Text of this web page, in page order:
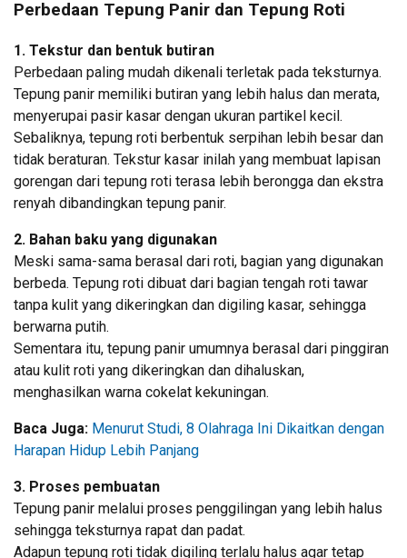
Perbedaan Tepung Panir dan Tepung Roti
1. Tekstur dan bentuk butiran
Perbedaan paling mudah dikenali terletak pada teksturnya.
Tepung panir memiliki butiran yang lebih halus dan merata,
menyerupai pasir kasar dengan ukuran partikel kecil.
Sebaliknya, tepung roti berbentuk serpihan lebih besar dan
tidak beraturan. Tekstur kasar inilah yang membuat lapisan
gorengan dari tepung roti terasa lebih berongga dan ekstra
renyah dibandingkan tepung panir.
2. Bahan baku yang digunakan
Meski sama-sama berasal dari roti, bagian yang digunakan
berbeda. Tepung roti dibuat dari bagian tengah roti tawar
tanpa kulit yang dikeringkan dan digiling kasar, sehingga
berwarna putih.
Sementara itu, tepung panir umumnya berasal dari pinggiran
atau kulit roti yang dikeringkan dan dihaluskan,
menghasilkan warna cokelat kekuningan.
Baca Juga: Menurut Studi, 8 Olahraga Ini Dikaitkan dengan
Harapan Hidup Lebih Panjang
3. Proses pembuatan
Tepung panir melalui proses penggilingan yang lebih halus
sehingga teksturnya rapat dan padat.
Adapun tepung roti tidak digiling terlalu halus agar tetap